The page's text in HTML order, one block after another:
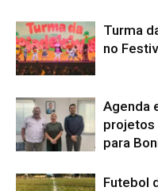
Turma
no
Agenda
projetos
para
Futebol